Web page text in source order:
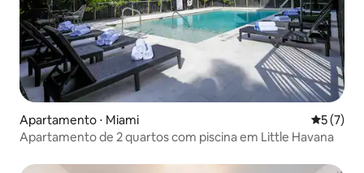
Apartamento ⋅ Miami 5 de
5 (7)
Apartamento de 2 quartos com piscina em Little Havana